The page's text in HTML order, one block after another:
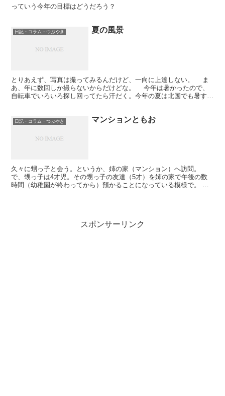
っていう今年の目標はどうだろう？
日記・コラム・つぶやき 夏の風景
とりあえず、写真は撮ってみるんだけど、一向に上達しない。 ま
あ、年に数回しか撮らないからだけどな。 今年は暑かったので、
自転車でいろいろ探し回ってたら汗だく。今年の夏は北国でも暑すぎ
日記・コラム・つぶやき マンションともお
久々に甥っ子と会う。というか、姉の家（マンション）へ訪問。
で、甥っ子は4才児。その甥っ子の友達（5才）を姉の家で午後の数
時間（幼稚園が終わってから）預かることになっている模様で。
スポンサーリンク